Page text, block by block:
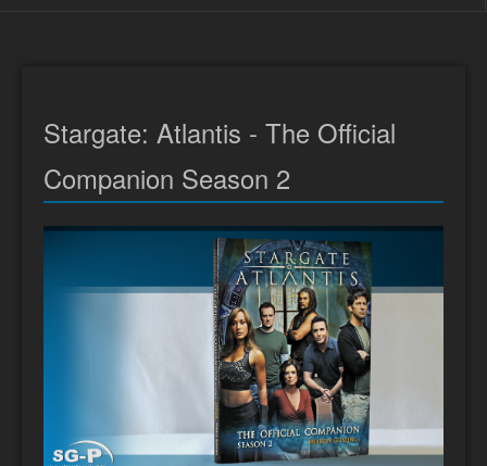
Stargate: Atlantis - The Official
Companion Season 2